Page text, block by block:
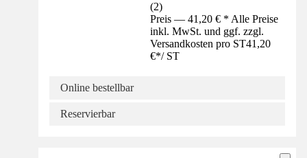
(2)
Preis — 41,20 € * Alle Preise
inkl. MwSt. und ggf. zzgl.
Versandkosten pro ST41,20
€*/ ST
Online bestellbar
Reservierbar